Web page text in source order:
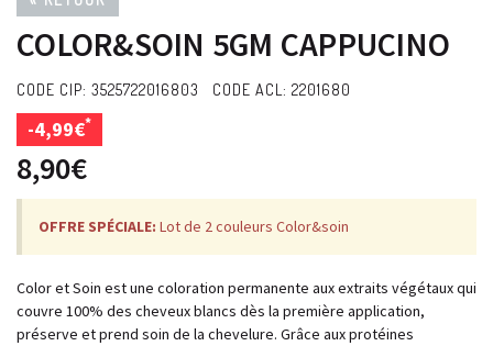
COLOR&SOIN 5GM CAPPUCINO
CODE CIP: 3525722016803 CODE ACL: 2201680
-4,99€*
8,90€
OFFRE SPÉCIALE: Lot de 2 couleurs Color&soin
Color et Soin est une coloration permanente aux extraits végétaux qui
couvre 100% des cheveux blancs dès la première application,
préserve et prend soin de la chevelure. Grâce aux protéines